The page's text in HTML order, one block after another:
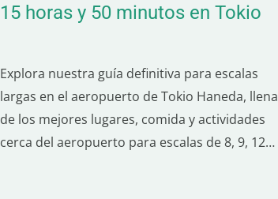
15 horas y 50 minutos en Tokio
Explora nuestra guía definitiva para escalas
largas en el aeropuerto de Tokio Haneda, llena
de los mejores lugares, comida y actividades
cerca del aeropuerto para escalas de 8, 9, 12 o